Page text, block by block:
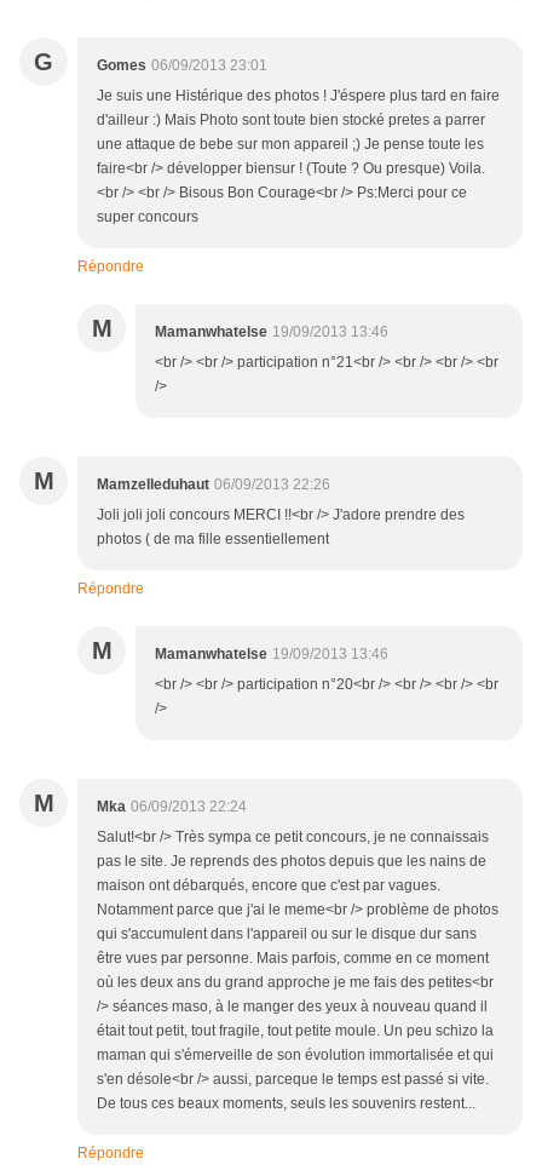
G Gomes 06/09/2013 23:01
Je suis une Histérique des photos ! J'éspere plus tard en faire
d'ailleur :) Mais Photo sont toute bien stocké pretes a parrer
une attaque de bebe sur mon appareil ;) Je pense toute les
faire<br /> développer biensur ! (Toute ? Ou presque) Voila.
<br /> <br /> Bisous Bon Courage<br /> Ps:Merci pour ce
super concours
Répondre
M Mamanwhatelse 19/09/2013 13:46
<br /> <br /> participation n°21<br /> <br /> <br /> <br
/>
M Mamzelleduhaut 06/09/2013 22:26
Joli joli joli concours MERCI !!<br /> J'adore prendre des
photos ( de ma fille essentiellement
Répondre
M Mamanwhatelse 19/09/2013 13:46
<br /> <br /> participation n°20<br /> <br /> <br /> <br
/>
M Mka 06/09/2013 22:24
Salut!<br /> Très sympa ce petit concours, je ne connaissais
pas le site. Je reprends des photos depuis que les nains de
maison ont débarqués, encore que c'est par vagues.
Notamment parce que j'ai le meme<br /> problème de photos
qui s'accumulent dans l'appareil ou sur le disque dur sans
être vues par personne. Mais parfois, comme en ce moment
où les deux ans du grand approche je me fais des petites<br
/> séances maso, à le manger des yeux à nouveau quand il
était tout petit, tout fragile, tout petite moule. Un peu schizo la
maman qui s'émerveille de son évolution immortalisée et qui
s'en désole<br /> aussi, parceque le temps est passé si vite.
De tous ces beaux moments, seuls les souvenirs restent...
Répondre